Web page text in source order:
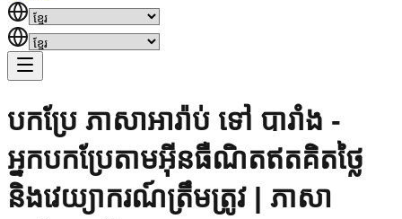
បកប្រែ ភាសាអារ៉ាប់ ទៅ បារាំង -
អ្នកបកប្រែតាមអ៊ីនធឺណិតឥតគិតថ្លៃ
និងវេយ្យាករណ៍ត្រឹមត្រូវ | ភាសា